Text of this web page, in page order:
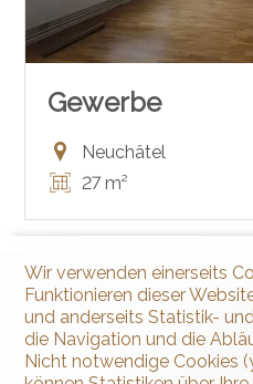
Gewerbe
Neuchâtel
27 m²
Wir verwenden einerseits
Funktionieren dieser
und anderseits Statistik-
die Navigation und die
Nicht notwendige Cookies